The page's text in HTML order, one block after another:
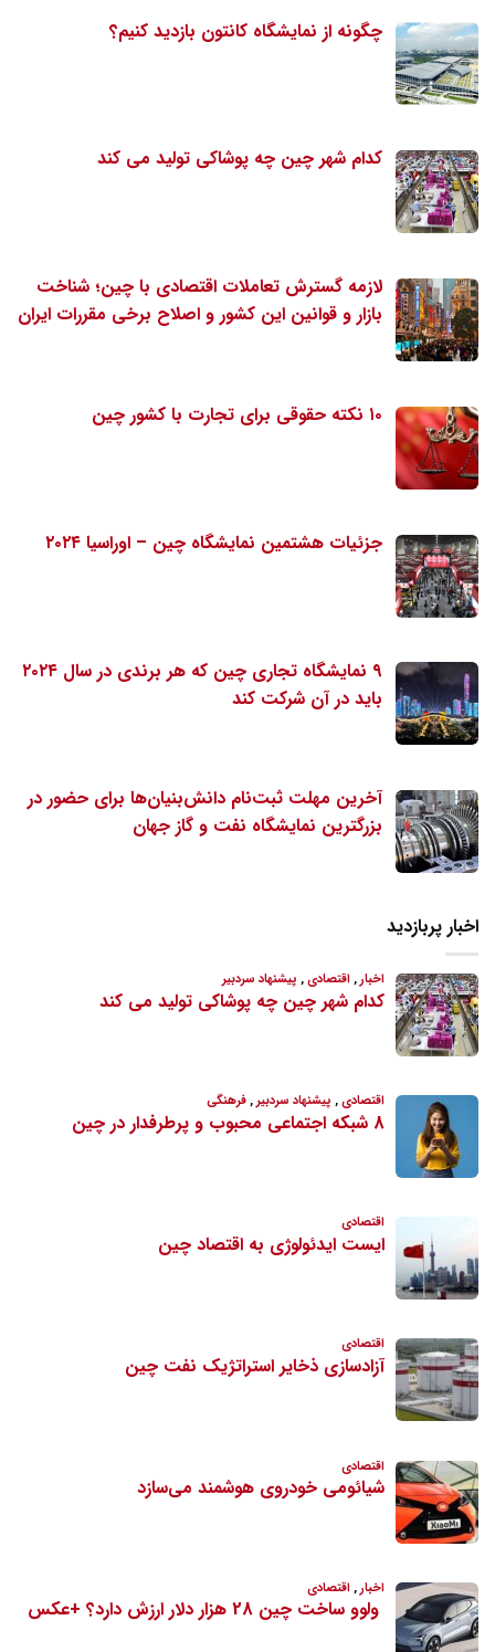
چگونه از نمایشگاه کانتون بازدید کنیم؟
کدام شهر چین چه پوشاکی تولید می کند
لازمه گسترش تعاملات اقتصادی با چین؛ شناخت
بازار و قوانین این کشور و اصلاح برخی مقررات ایران
۱۰ نکته حقوقی برای تجارت با کشور چین
جزئیات هشتمین نمایشگاه چین – اوراسیا ۲۰۲۴
۹ نمایشگاه تجاری چین که هر برندی در سال ۲۰۲۴
باید در آن شرکت کند
آخرین مهلت ثبت‌نام دانش‌بنیان‌ها برای حضور در
بزرگترین نمایشگاه نفت و گاز جهان
اخبار پربازدید